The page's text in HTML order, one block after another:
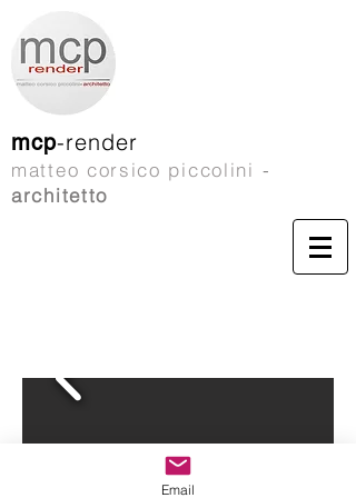
matteo corsico piccolini -
architetto
mcp-render
Email